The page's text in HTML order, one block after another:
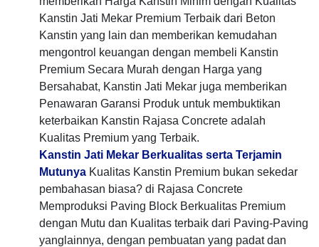
Kanstin Jati Mekar Premium Terbaik dari Beton
Kanstin yang lain dan memberikan kemudahan
mengontrol keuangan dengan membeli Kanstin
Premium Secara Murah dengan Harga yang
Bersahabat, Kanstin Jati Mekar juga memberikan
Penawaran Garansi Produk untuk membuktikan
keterbaikan Kanstin Rajasa Concrete adalah
Kualitas Premium yang Terbaik.
Kanstin Jati Mekar Berkualitas serta Terjamin
Mutunya Kualitas Kanstin Premium bukan sekedar
pembahasan biasa? di Rajasa Concrete
Memproduksi Paving Block Berkualitas Premium
dengan Mutu dan Kualitas terbaik dari Paving-Paving
yanglainnya, dengan pembuatan yang padat dan